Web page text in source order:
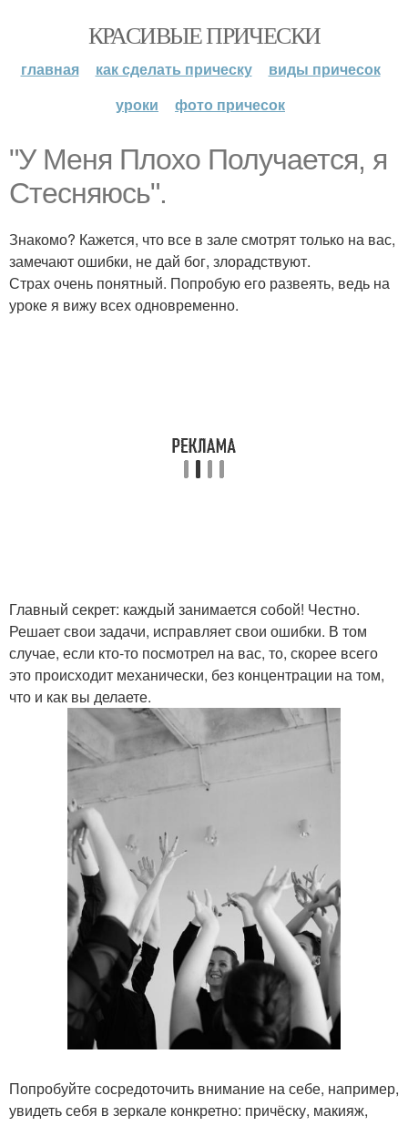
КРАСИВЫЕ ПРИЧЕСКИ
главная как сделать прическу
виды причесок
уроки
фото причесок
"У Меня Плохо Получается, я
Стесняюсь".
Знакомо? Кажется, что все в зале смотрят только на вас,
замечают ошибки, не дай бог, злорадствуют.
Страх очень понятный. Попробую его развеять, ведь на
уроке я вижу всех одновременно.
Главный секрет: каждый занимается собой! Честно.
Решает свои задачи, исправляет свои ошибки. В том
случае, если кто-то посмотрел на вас, то, скорее всего
это происходит механически, без концентрации на том,
что и как вы делаете.
Попробуйте сосредоточить внимание на себе, например,
увидеть себя в зеркале конкретно: причёску, макияж,